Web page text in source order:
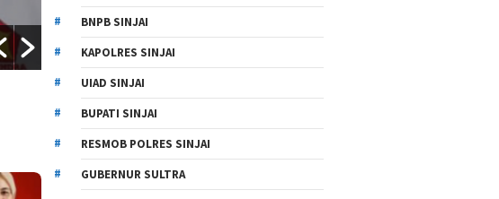
By Admin Redaksi
BNPB SINJAI
KAPOLRES SINJAI
UIAD SINJAI
BUPATI SINJAI
RESMOB POLRES SINJAI
GUBERNUR SULTRA